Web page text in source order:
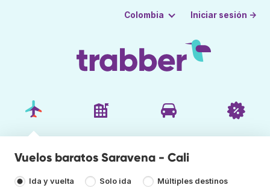
Colombia Iniciar sesión →
Vuelos baratos Saravena - Cali
Ida y vuelta Solo ida Múltiples destinos